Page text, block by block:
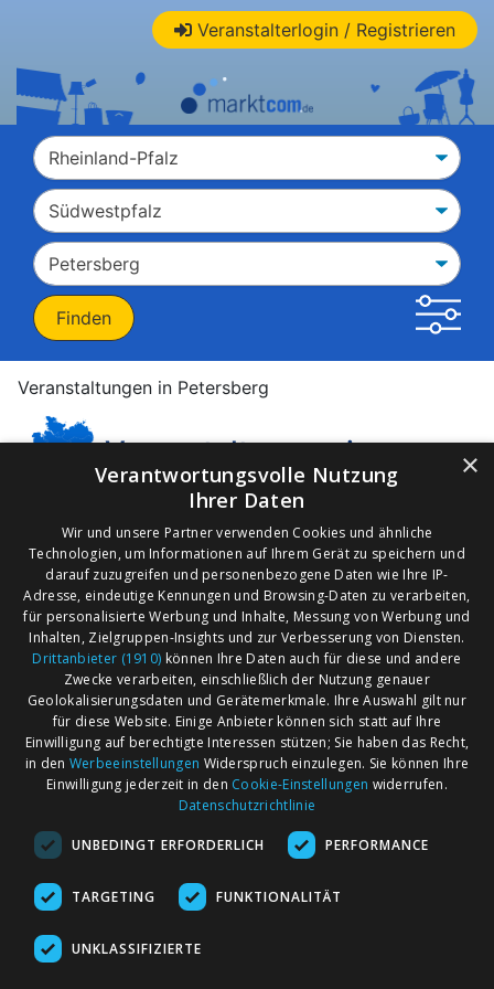
Veranstalterlogin / Registrieren
Veranstaltungen in Petersberg
Veranstaltungen in
Petersberg
Leider wurden zu Ihrer Suchanfrage keine
Veranstaltungen gefunden!
Suchen Sie alternativ nach Angeboten in anderen
Regionen oder Orten.
AGB
Impressum
Kontakt
Märkte nach Bundesländern
Märkte nach PLZ
Märkte nach Umkreis
Flohmarkt
×
Verantwortungsvolle Nutzung
Ihrer Daten
Wir und unsere Partner verwenden Cookies und ähnliche
Technologien, um Informationen auf Ihrem Gerät zu speichern und
darauf zuzugreifen und personenbezogene Daten wie Ihre IP-
Adresse, eindeutige Kennungen und Browsing-Daten zu verarbeiten,
für personalisierte Werbung und Inhalte, Messung von Werbung und
Inhalten, Zielgruppen-Insights und zur Verbesserung von Diensten.
Drittanbieter (1910) können Ihre Daten auch für diese und andere
Zwecke verarbeiten, einschließlich der Nutzung genauer
Geolokalisierungsdaten und Gerätemerkmale. Ihre Auswahl gilt nur
für diese Website. Einige Anbieter können sich statt auf Ihre
Einwilligung auf berechtigte Interessen stützen; Sie haben das Recht,
in den Werbeeinstellungen Widerspruch einzulegen. Sie können Ihre
Einwilligung jederzeit in den Cookie-Einstellungen widerrufen.
Datenschutzrichtlinie
UNBEDINGT ERFORDERLICH PERFORMANCE
TARGETING FUNKTIONALITÄT
UNKLASSIFIZIERTE